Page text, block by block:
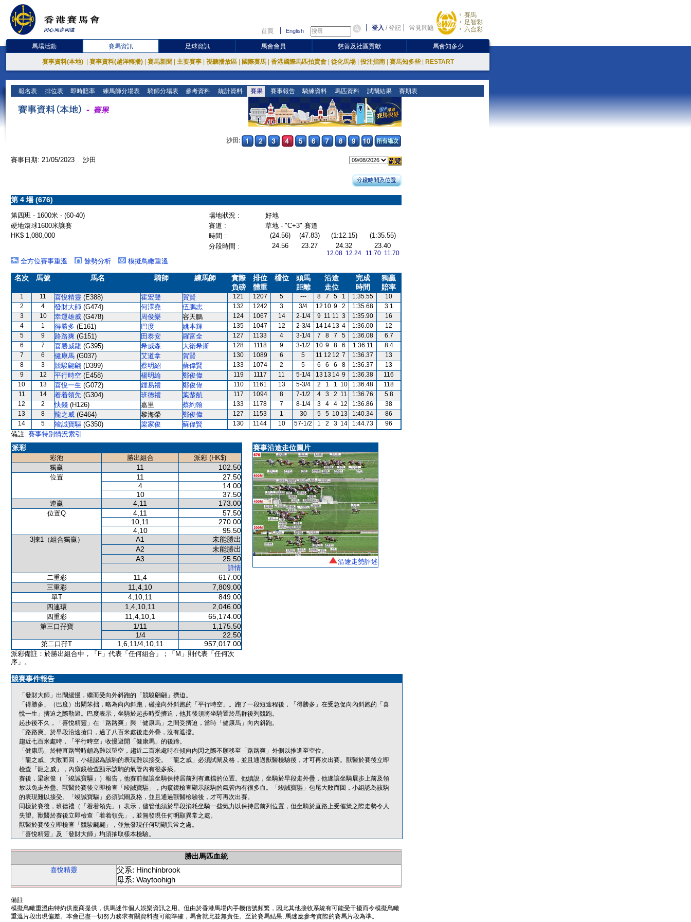
首頁 English 登入 /登記 常見問題
賽馬
足智彩
六合彩
馬場活動 賽馬資訊 足球資訊 馬會會員 慈善及社區貢獻 馬會知多少
賽事資料(本地) 賽事資料(越洋轉播) 賽馬新聞 主要賽事 視聽播放區 國際賽馬 香港國際馬匹拍賣會 從化馬場 投注指南 賽馬知多些 RESTART
報名表 排位表 即時賠率 練馬師分場表 騎師分場表 參考資料 統計資料 賽果 賽事報告 騎練資料 馬匹資料 試閘結果 賽期表
沙田:
賽事日期: 21/05/2023 沙田
第 4 場 (676)
第四班 - 1600米 - (60-40) 場地狀況 :
好地
硬地滾球1600米讓賽
賽道 :
草地 - "C+3" 賽道
HK$ 1,080,000
時間 : (24.56) (47.83) (1:12.15)
(1:35.55)
分段時間 :
24.56 23.27 24.32
12.08 12.24
23.40
11.70 11.70
全方位賽事重溫 餘勢分析 模擬鳥瞰重溫
名次 馬號 馬名 騎師 練馬師
實際
負磅
排位
體重
檔位
頭馬
距離
沿途
走位
完成
時間
獨贏
賠率
1 11 喜悅精靈 (E388) 霍宏聲 賀賢 121 1207 5 --- 8 7 5 1 1:35.55
10
2
4 發財大師 (G474) 何澤堯 伍鵬志 132 1242 3 3/4 12 10 9 2 1:35.68
3.1
3
10 幸運雄威 (G478) 周俊樂 容天鵬 124 1067 14 2-1/4 9 11 11 3 1:35.90
16
4
1 得勝多 (E161) 巴度 姚本輝 135 1047 12 2-3/4 14 14 13 4 1:36.00
12
5
9 路路爽 (G151) 田泰安 羅富全 127 1133 4 3-1/4 7 8 7 5 1:36.08
6.7
6
7 喜勝威龍 (G395) 希威森 大衛希斯 128 1118 9 3-1/2 10 9 8 6 1:36.11
8.4
7
6 健康馬 (G037) 艾道拿 賀賢 130 1089 6 5 11 12 12 7 1:36.37
13
8
3 競駿翩翩 (D399) 蔡明紹 蘇偉賢 133 1074 2 5 6 6 6 8 1:36.37
13
9
12 平行時空 (E458) 楊明綸 鄭俊偉 119 1117 11 5-1/4 13 13 14 9 1:36.38
116
10
13 喜悅一生 (G072) 鍾易禮 鄭俊偉 110 1161 13 5-3/4 2 1 1 10 1:36.48
118
11
14 着着領先 (G304) 班德禮 葉楚航 117 1094 8 7-1/2 4 3 2 11 1:36.76
5.8
12
2 快錢 (H126) 嘉里 蔡約翰 133 1178 7 8-1/4 3 4 4 12 1:36.86
38
13
8 龍之威 (G464) 黎海榮 鄭俊偉 127 1153 1 30 5 5 10 13 1:40.34
86
14
5 竣誠寶驅 (G350) 梁家俊 蘇偉賢 130 1144 10 57-1/2 1 2 3 14 1:44.73 96
備註: 賽事特別情況索引
派彩
彩池 勝出組合
派彩 (HK$)
獨贏
11 102.50
位置 11
27.50
4
14.00
10
37.50
連贏 4,11 173.00
位置Q 4,11
57.50
10,11
270.00
4,10
95.50
3揀1（組合獨贏） A1
未能勝出
A2
未能勝出
A3
25.50
詳情
二重彩
11,4 617.00
三重彩 11,4,10 7,809.00
單T 4,10,11 849.00
四連環 1,4,10,11 2,046.00
四重彩 11,4,10,1 65,174.00
第三口孖寶 1/11
1,175.50
1/4
22.50
第二口孖T 1,6,11/4,10,11 957,017.00
派彩備註：於勝出組合中，「F」代表「任何組合」；「M」則代表「任何次
序」。
賽事沿途走位圖片
沿途走勢評述
競賽事件報告
「發財大師」出閘緩慢，繼而受向外斜跑的「競駿翩翩」擠迫。
「得勝多」（巴度）出閘笨拙，略為向內斜跑，碰撞向外斜跑的「平行時空」。跑了一段短途程後，「得勝多」在受急促向內斜跑的「喜
悅一生」擠迫之際勒避。巴度表示，坐騎於起步時受擠迫，他其後須將坐騎置於馬群後列競跑。
起步後不久，「喜悅精靈」在「路路爽」與「健康馬」之間受擠迫，當時「健康馬」向內斜跑。
「路路爽」於早段沿途搶口，過了八百米處後走外疊，沒有遮擋。
趨近七百米處時，「平行時空」收慢避開「健康馬」的後蹄。
「健康馬」於轉直路彎時頗為難以望空，趨近二百米處時在傾向內閃之際不願移至「路路爽」外側以推進至空位。
「龍之威」大敗而回，小組認為該駒的表現難以接受。「龍之威」必須試閘及格，並且通過獸醫檢驗後，才可再次出賽。獸醫於賽後立即
檢查「龍之威」，內窺鏡檢查顯示該駒的氣管內有很多痰。
賽後，梁家俊（「竣誠寶驅」）報告，他賽前擬讓坐騎保持居前列有遮擋的位置。他續說，坐騎於早段走外疊，他遂讓坐騎展步上前及領
放以免走外疊。獸醫於賽後立即檢查「竣誠寶驅」，內窺鏡檢查顯示該駒的氣管內有很多血。「竣誠寶驅」包尾大敗而回，小組認為該駒
的表現難以接受。「竣誠寶驅」必須試閘及格，並且通過獸醫檢驗後，才可再次出賽。
同樣於賽後，班德禮（「着着領先」）表示，儘管他須於早段消耗坐騎一些氣力以保持居前列位置，但坐騎於直路上受催策之際走勢令人
失望。獸醫於賽後立即檢查「着着領先」，並無發現任何明顯異常之處。
獸醫於賽後立即檢查「競駿翩翩」，並無發現任何明顯異常之處。
「喜悅精靈」及「發財大師」均須抽取樣本檢驗。
勝出馬匹血統
喜悅精靈
父系: Hinchinbrook
母系: Waytoohigh
備註
模擬鳥瞰重溫由特約供應商提供，供馬迷作個人娛樂資訊之用。但由於香港馬場內手機信號頻繁，因此其他接收系統有可能受干擾而令模擬鳥瞰
重溫片段出現偏差。本會已盡一切努力務求有關資料盡可能準確，馬會就此並無責任。至於賽馬結果, 馬迷應參考實際的賽馬片段為準。